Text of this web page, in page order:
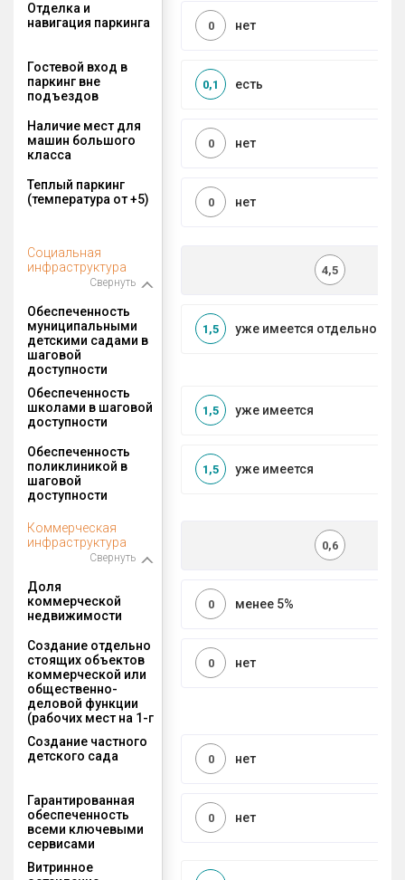
Отделка и
навигация паркинга
нет
0
Гостевой вход в
паркинг вне
подъездов
есть
0,1
Наличие мест для
машин большого
класса
нет
0
Теплый паркинг
(температура от +5)
нет
0
Социальная
инфраструктура
Свернуть
4,5
Обеспеченность
муниципальными
детскими садами в
шаговой
доступности
уже имеется
1,5
Обеспеченность
школами в шаговой
доступности
уже имеется
1,5
Обеспеченность
поликлиникой в
шаговой
доступности
уже имеется
1,5
Коммерческая
инфраструктура
Свернуть
0,6
Доля
коммерческой
недвижимости
менее 5%
0
Создание отдельно
стоящих объектов
коммерческой или
общественно-
деловой функции
(рабочих мест на 1-г
нет
0
Создание частного
детского сада
нет
0
Гарантированная
обеспеченность
всеми ключевыми
сервисами
нет
0
Витринное